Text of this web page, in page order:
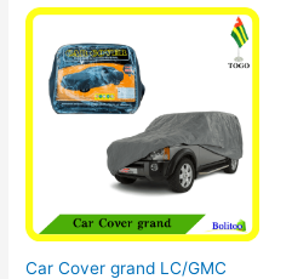
Car Cover grand LC/GMC